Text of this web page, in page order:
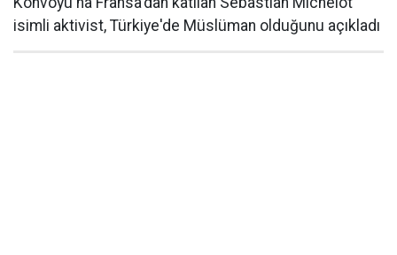
isimli aktivist, Türkiye'de Müslüman olduğunu açıkladı